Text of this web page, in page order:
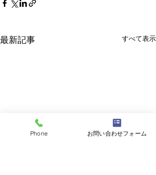
最新記事 すべて表示
Phone お問い合わせフォーム